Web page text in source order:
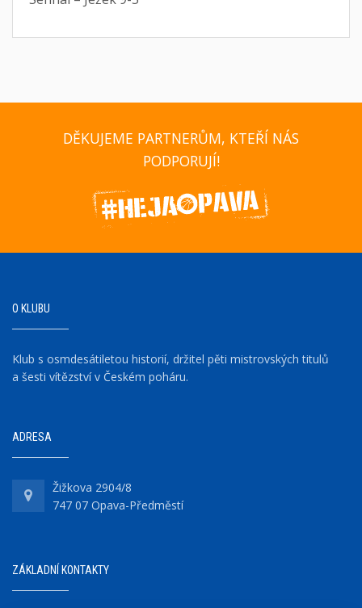
DĚKUJEME PARTNERŮM, KTEŘÍ NÁS
PODPORUJÍ!
O KLUBU
Klub s osmdesátiletou historií, držitel pěti mistrovských titulů
a šesti vítězství v Českém poháru.
ADRESA
Žižkova 2904/8
747 07 Opava-Předměstí
ZÁKLADNÍ KONTAKTY